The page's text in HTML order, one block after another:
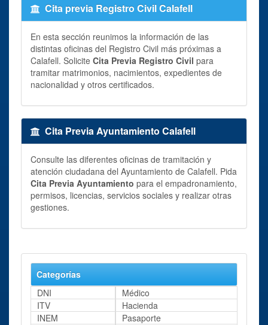
Cita previa Registro Civil Calafell
En esta sección reunimos la información de las
distintas oficinas del Registro Civil más próximas a
Calafell. Solicite Cita Previa Registro Civil para
tramitar matrimonios, nacimientos, expedientes de
nacionalidad y otros certificados.
Cita Previa Ayuntamiento Calafell
Consulte las diferentes oficinas de tramitación y
atención ciudadana del Ayuntamiento de Calafell. Pida
Cita Previa Ayuntamiento para el empadronamiento,
permisos, licencias, servicios sociales y realizar otras
gestiones.
Categorías
DNI
Médico
ITV
Hacienda
INEM
Pasaporte